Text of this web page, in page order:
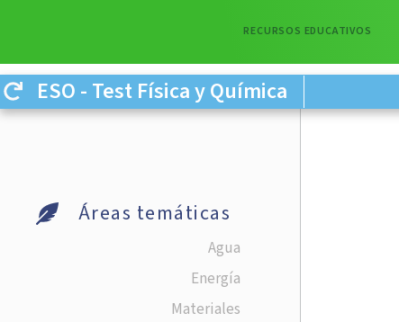
RECURSOS EDUCATIVOS
ESO - Test Física y Química
Áreas temáticas
Agua
Energía
Materiales